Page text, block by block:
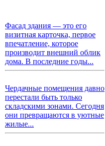
Фасад здания — это его
визитная карточка, первое
впечатление, которое
производит внешний облик
дома. В последние годы...
Чердачные помещения давно
перестали быть только
складскими зонами. Сегодня
они превращаются в уютные
жилые...